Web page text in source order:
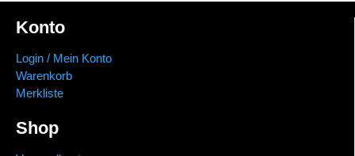
Konto
Login / Mein Konto
Warenkorb
Merkliste
Shop